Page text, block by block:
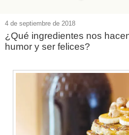
4 de septiembre de 2018
¿Qué ingredientes nos
humor y ser felices?